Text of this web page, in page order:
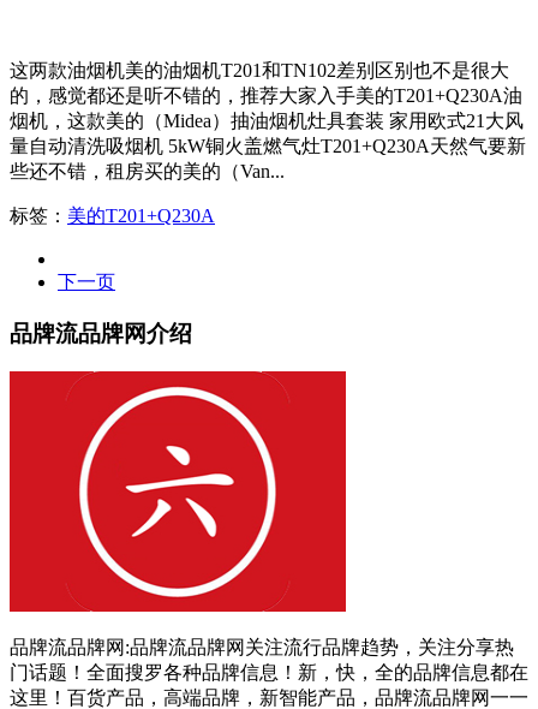
这两款油烟机美的油烟机T201和TN102差别区别也不是很大
的，感觉都还是听不错的，推荐大家入手美的T201+Q230A油
烟机，这款美的（Midea）抽油烟机灶具套装 家用欧式21大风
量自动清洗吸烟机 5kW铜火盖燃气灶T201+Q230A天然气要新
些还不错，租房买的美的（Van...
标签： 美的T201+Q230A
下一页
品牌流品牌网介绍
品牌流品牌网:品牌流品牌网关注流行品牌趋势，关注分享热
门话题！全面搜罗各种品牌信息！新，快，全的品牌信息都在
这里！百货产品，高端品牌，新智能产品，品牌流品牌网一一